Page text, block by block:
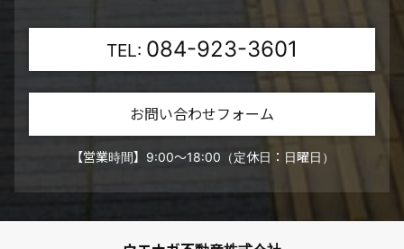
TEL: 084-923-3601
お問い合わせフォーム
【営業時間】9:00～18:00（定休日：日曜日）